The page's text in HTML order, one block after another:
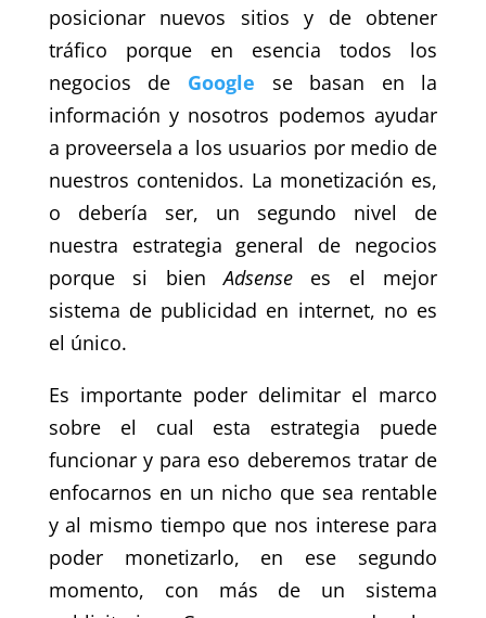
posicionar nuevos sitios y de obtener
tráfico porque en esencia todos los
negocios de Google
se basan en la
información y nosotros podemos ayudar
a proveersela a los usuarios por medio de
nuestros contenidos. La monetización es,
o debería ser, un segundo nivel de
nuestra estrategia general de negocios
porque si bienAdsense es el mejor
sistema de publicidad en internet, no es
el único.
Es importante poder delimitar el marco
sobre el cual esta estrategia puede
funcionar y para eso deberemos tratar de
enfocarnos en un nicho que sea rentable
y al mismo tiempo que nos interese para
poder monetizarlo, en ese segundo
momento, con más de un sistema